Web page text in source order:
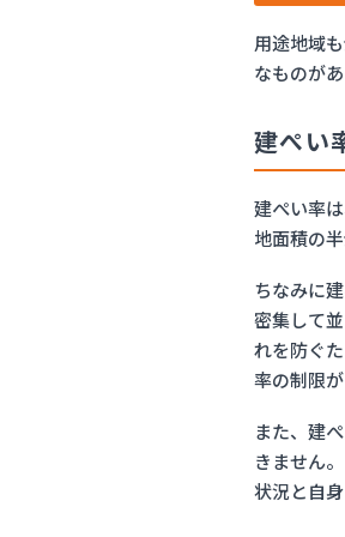
用途地域
なものが
建ぺい
建ぺい率
地面積の
ちなみに
密集して
れを防ぐ
率の制限
また、建
きません
状況と自